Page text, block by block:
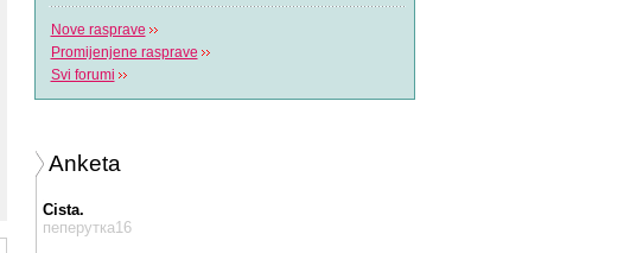
Nove rasprave
Promijenjene rasprave
Svi forumi
Anketa
Cista.
пеперутка16